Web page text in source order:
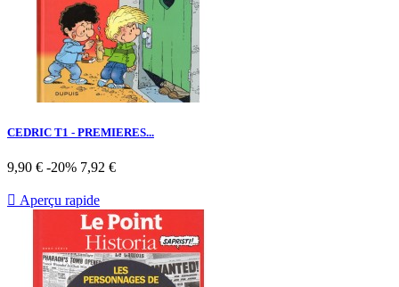
CEDRIC T1 - PREMIERES...
Prix
base
9,90 € -20% Prix
7,92 €
 Aperçu rapide